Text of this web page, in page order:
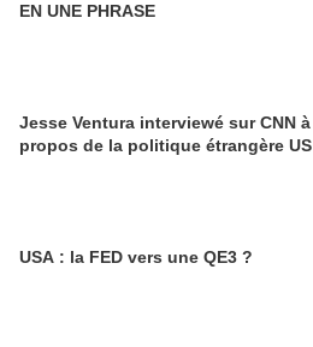
EN UNE PHRASE
Jesse Ventura interviewé sur CNN à
propos de la politique étrangère US
USA : la FED vers une QE3 ?